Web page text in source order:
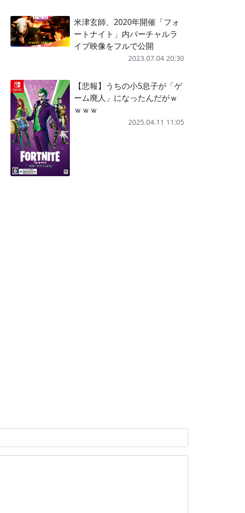
米津玄師、2020年開催「フォ
ートナイト」内バーチャルラ
イブ映像をフルで公開
2023.07.04 20:30
【悲報】うちの小5息子が「ゲ
ーム廃人」になったんだがｗ
ｗｗｗ
2025.04.11 11:05